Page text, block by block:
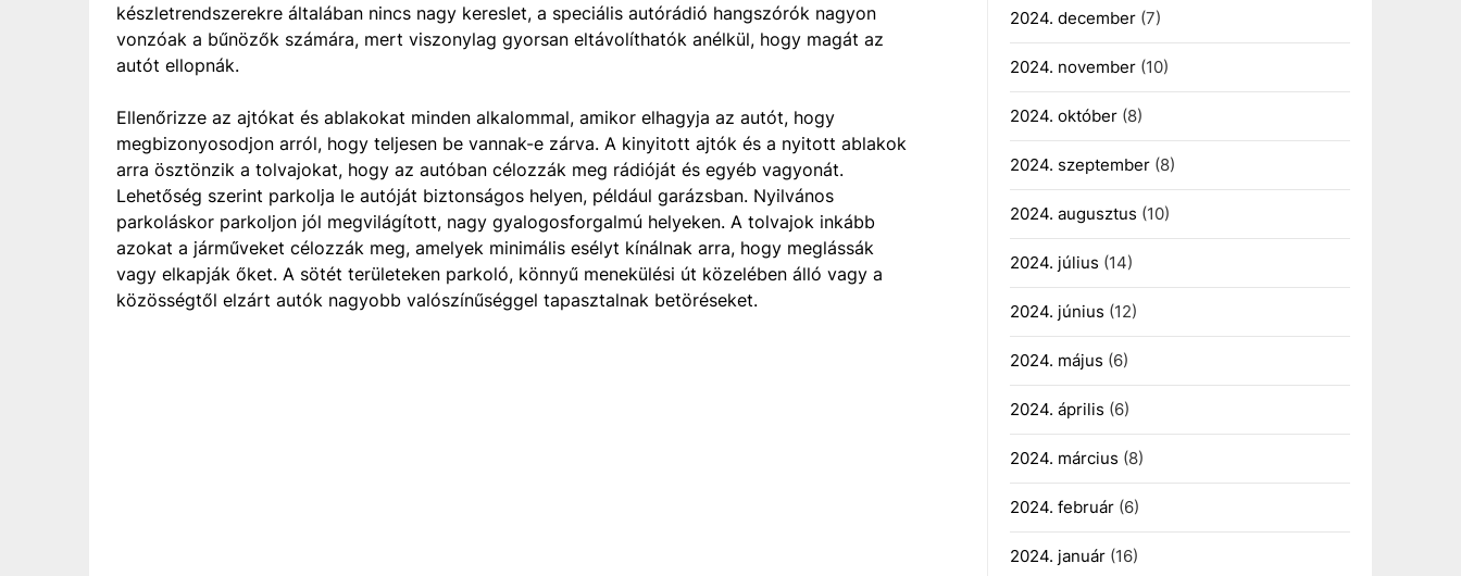
készletrendszerekre általában nincs nagy kereslet, a speciális autórádió hangszórók nagyon
vonzóak a bűnözők számára, mert viszonylag gyorsan eltávolíthatók anélkül, hogy magát az
autót ellopnák.
Ellenőrizze az ajtókat és ablakokat minden alkalommal, amikor elhagyja az autót, hogy
megbizonyosodjon arról, hogy teljesen be vannak-e zárva. A kinyitott ajtók és a nyitott ablakok
arra ösztönzik a tolvajokat, hogy az autóban célozzák meg rádióját és egyéb vagyonát.
Lehetőség szerint parkolja le autóját biztonságos helyen, például garázsban. Nyilvános
parkoláskor parkoljon jól megvilágított, nagy gyalogosforgalmú helyeken. A tolvajok inkább
azokat a járműveket célozzák meg, amelyek minimális esélyt kínálnak arra, hogy meglássák
vagy elkapják őket. A sötét területeken parkoló, könnyű menekülési út közelében álló vagy a
közösségtől elzárt autók nagyobb valószínűséggel tapasztalnak betöréseket.
2024. december(7)
2024. november(10)
2024. október(8)
2024. szeptember(8)
2024. augusztus (10)
2024. július (14)
2024. június (12)
2024. május (6)
2024. április (6)
2024. március (8)
2024. február(6)
2024. január(16)